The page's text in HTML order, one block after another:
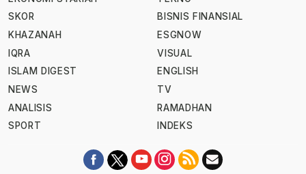
SKOR
KHAZANAH
IQRA
ISLAM DIGEST
NEWS
ANALISIS
SPORT
BISNIS FINANSIAL
ESGNOW
VISUAL
ENGLISH
TV
RAMADHAN
INDEKS